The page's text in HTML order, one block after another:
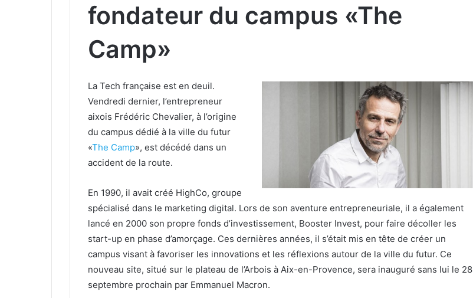
fondateur du campus «The
Camp»
La Tech française est en deuil.
Vendredi dernier, l’entrepreneur
aixois Frédéric Chevalier, à l’origine
du campus dédié à la ville du futur
«The Camp», est décédé dans un
accident de la route.
En 1990, il avait créé HighCo, groupe
spécialisé dans le marketing digital. Lors de son aventure entrepreneuriale, il a également
lancé en 2000 son propre fonds d’investissement, Booster Invest, pour faire décoller les
start-up en phase d’amorçage. Ces dernières années, il s’était mis en tête de créer un
campus visant à favoriser les innovations et les réflexions autour de la ville du futur. Ce
nouveau site, situé sur le plateau de l’Arbois à Aix-en-Provence, sera inauguré sans lui le 28
septembre prochain par Emmanuel Macron.